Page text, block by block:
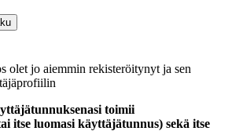
olet jo aiemmin rekisteröitynyt ja sen
toimii
itse luomasi käyttäjätunnus) sekä itse